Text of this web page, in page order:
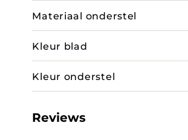
Materiaal onderstel
Kleur blad
Kleur onderstel
Reviews